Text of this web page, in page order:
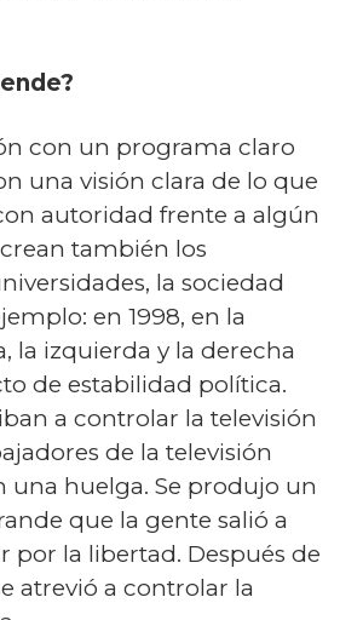
con un programa claro
una visión clara de lo que
autoridad frente a algún
también los
la sociedad
en 1998, en la
la izquierda y la derecha
de estabilidad política.
a controlar la televisión
de la televisión
una huelga. Se produjo un
que la gente salió a
por la libertad. Después de
atrevió a controlar la